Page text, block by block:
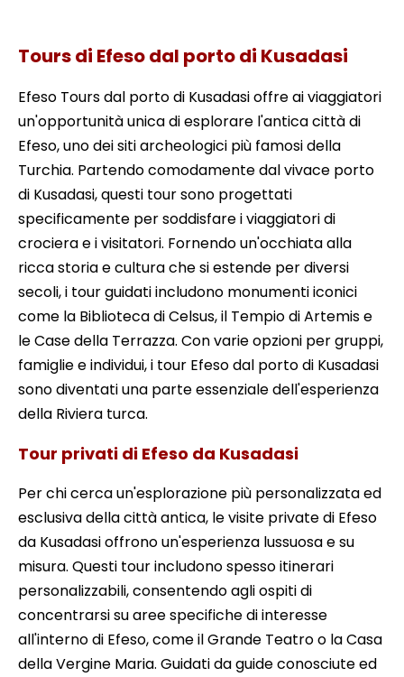
Tours di Efeso dal porto di Kusadasi
Efeso Tours dal porto di Kusadasi offre ai viaggiatori
un'opportunità unica di esplorare l'antica città di
Efeso, uno dei siti archeologici più famosi della
Turchia. Partendo comodamente dal vivace porto
di Kusadasi, questi tour sono progettati
specificamente per soddisfare i viaggiatori di
crociera e i visitatori. Fornendo un'occhiata alla
ricca storia e cultura che si estende per diversi
secoli, i tour guidati includono monumenti iconici
come la Biblioteca di Celsus, il Tempio di Artemis e
le Case della Terrazza. Con varie opzioni per gruppi,
famiglie e individui, i tour Efeso dal porto di Kusadasi
sono diventati una parte essenziale dell'esperienza
della Riviera turca.
Tour privati di Efeso da Kusadasi
Per chi cerca un'esplorazione più personalizzata ed
esclusiva della città antica, le visite private di Efeso
da Kusadasi offrono un'esperienza lussuosa e su
misura. Questi tour includono spesso itinerari
personalizzabili, consentendo agli ospiti di
concentrarsi su aree specifiche di interesse
all'interno di Efeso, come il Grande Teatro o la Casa
della Vergine Maria. Guidati da guide conosciute ed